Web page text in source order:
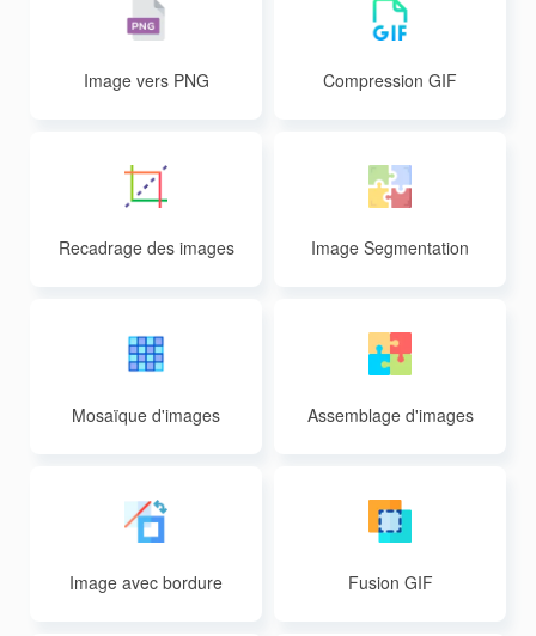
Image vers PNG Compression GIF
Recadrage des images Image Segmentation
Mosaïque d'images Assemblage d'images
Image avec bordure Fusion GIF